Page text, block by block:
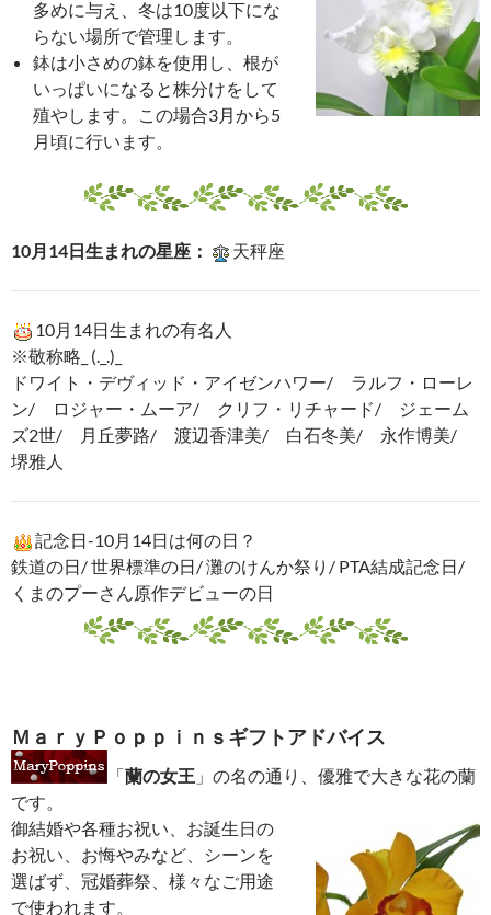
ＭａｒｙＰｏｐｐｉｎｓギフトアドバイス
「蘭の女王」の名の通り、優雅で大きな花の蘭
です。
御結婚や各種お祝い、お誕生日の
お祝い、お悔やみなど、シーンを
選ばず、冠婚葬祭、様々なご用途
鉢植えのギフトの場合大輪のもの
からミニカトレアなど季節によっ
な品種、カラーからお選びいただけます。
でも見ごたえがあります。甘く上
品な香りがするものもありますの
で、小さな花器に1輪挿しておくだ
すね。
んの品種と色がありますので、肩肘の張らない、ちょっと
した贈りものにもおすすめです。
女王のお花「カトレア」の素敵な花言葉を添えていかがで
サイト内の画像はサムネイルを使用していますのでクリ
ックしていただくと新しいページで、大きく表示します。
（ページ下のリンクをクリックしていただくとこのページ
へ戻ります。）
タイトルにリンクのあるアレンジメント、花束
は当店オンラインショップ（
フラワーギフト